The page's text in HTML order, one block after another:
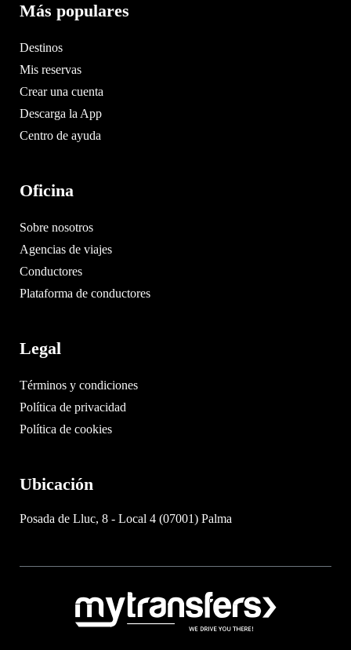
Más populares
Destinos
Mis reservas
Crear una cuenta
Descarga la App
Centro de ayuda
Oficina
Sobre nosotros
Agencias de viajes
Conductores
Plataforma de conductores
Legal
Términos y condiciones
Política de privacidad
Política de cookies
Ubicación
Posada de Lluc, 8 - Local 4 (07001) Palma